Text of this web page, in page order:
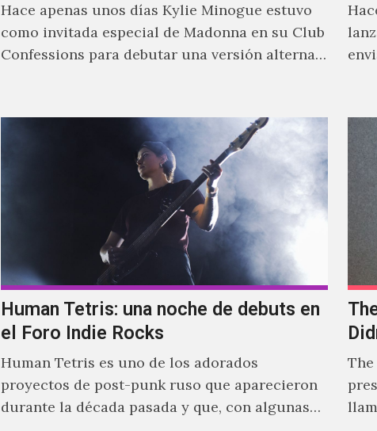
Hace apenas unos días Kylie Minogue estuvo
como invitada especial de Madonna en su Club
Confessions para debutar una versión alterna
Human Tetris: una noche de debuts en
el Foro Indie Rocks
Human Tetris es uno de los adorados
proyectos de post-punk ruso que aparecieron
durante la década pasada y que, con algunas